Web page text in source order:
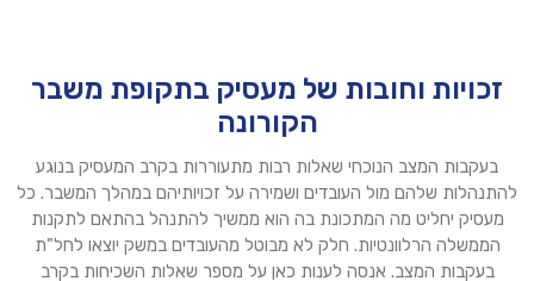
זכויות וחובות של מעסיק בתקופת משבר
הקורונה
בעקבות המצב הנוכחי שאלות רבות מתעוררות בקרב המעסיק בנוגע
להתנהלות שלהם מול העובדים ושמירה על זכויותיהם במהלך המשבר. כל
מעסיק יחליט מה המתכונת בה הוא ממשיך להתנהל בהתאם לתקנות
הממשלה הרלוונטיות. חלק לא מבוטל מהעובדים במשק יוצאו לחל"ת
בעקבות המצב. אנסה לענות כאן על מספר שאלות השכיחות בקרב